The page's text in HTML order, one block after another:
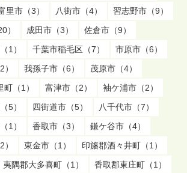
里市（3） 八街市（4）
習志野市（9）
）
成田市（3）
佐倉市（9）
1）
千葉市稲毛区（7）
市原市（6）
我孫子市（6）
茂原市（4）
（1）
富津市（2）
袖ケ浦市（2）
5）
四街道市（5）
八千代市（7）
1）
香取市（3）
鎌ケ谷市（4）
東金市（1）
印旛郡酒々井町（1）
夷隅郡大多喜町（1）
香取郡東庄町（1）